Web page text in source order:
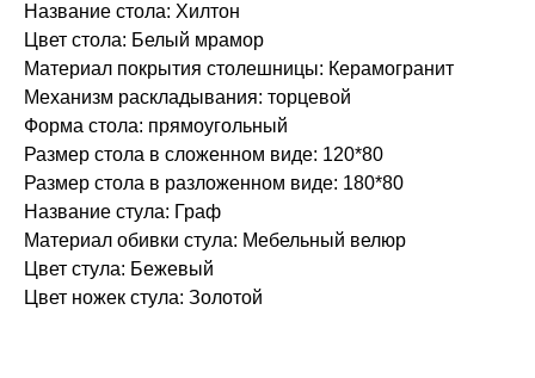
Название стола: Хилтон
Цвет стола: Белый мрамор
Материал покрытия столешницы: Керамогранит
Механизм раскладывания: торцевой
Форма стола: прямоугольный
Размер стола в сложенном виде: 120*80
Размер стола в разложенном виде: 180*80
Название стула: Граф
Материал обивки стула: Мебельный велюр
Цвет стула: Бежевый
Цвет ножек стула: Золотой